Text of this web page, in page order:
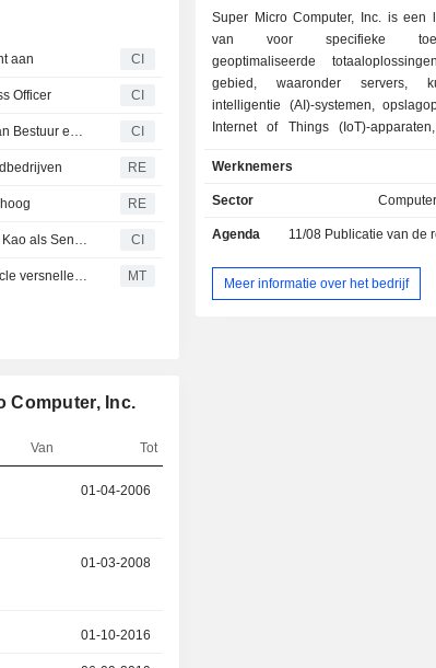
aan CI
Officer CI
Super Micro Computer, Inc. kondigt wijzigingen aan in de Raad van Bestuur en het management, effectief per 20 maart 2026 CI
RE
RE
Super Micro Computer, Inc. kondigt het pensioen aan van George Kao als Senior Vice President Operations, per 31 december 2025 CI
Belangrijkste nieuwsberichten rond het middaguur: Nvidia en Oracle versnellen levering van chips in afwachting van exportregels; Super Micro verlaagt winstverwachting en omzetprognose voor derde kwartaal MT
Computer, Inc.
Van Tot
01-04-2006
01-03-2008
01-10-2016
Super Micro Computer, Inc. is een
van voor specifieke
geoptimaliseerde
gebied, waaronder servers,
intelligentie (AI)-systemen,
Internet of Things (IoT)-apparaten,
oplossingen omvatten
opslagsystemen, modulaire
rackschaal,
producten worden in eigen beheer
en geproduceerd (in de
Werknemers
Sector
Agenda 11/08 Publicatie van de
Meer informatie over het bedrijf